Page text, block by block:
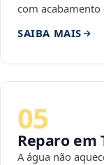
com acabamento
SAIBA MAIS
05
Reparo em
A água não